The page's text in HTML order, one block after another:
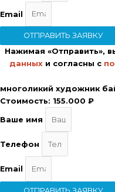
Email
ОТПРАВИТЬ ЗАЯВКУ
Нажимая «Отправить»,
данных и согласны с
многоликий художник
Стоимость: 155.000 ₽
Ваше имя
Телефон
Email